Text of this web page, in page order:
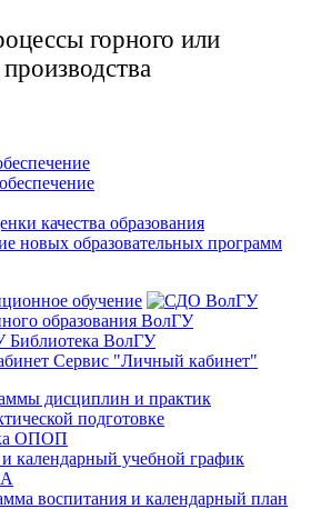
горного или
качества образования
новых образовательных программ
обучение
образования ВолГУ
Библиотека ВолГУ
Сервис "Личный кабинет"
дисциплин и практик
подготовке
ОПОП
календарный учебной график
воспитания и календарный план